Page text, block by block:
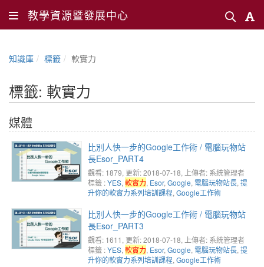
教學資源暨發展中心
知識庫 標籤 軟實力
標籤: 軟實力
媒體
比別人快一步的Google工作術 / 電腦玩物站
長Esor_PART4
觀看: 1879, 更新: 2018-07-18, 上傳者: 系統管理者
標籤 :YES, 軟實力, Esor, Google, 電腦玩物站長, 提
升你的軟實力系列培訓課程, Google工作術
比別人快一步的Google工作術 / 電腦玩物站
長Esor_PART3
觀看: 1611 , 更新: 2018-07-18, 上傳者: 系統管理者
標籤 :YES, 軟實力, Esor, Google, 電腦玩物站長, 提
升你的軟實力系列培訓課程, Google工作術